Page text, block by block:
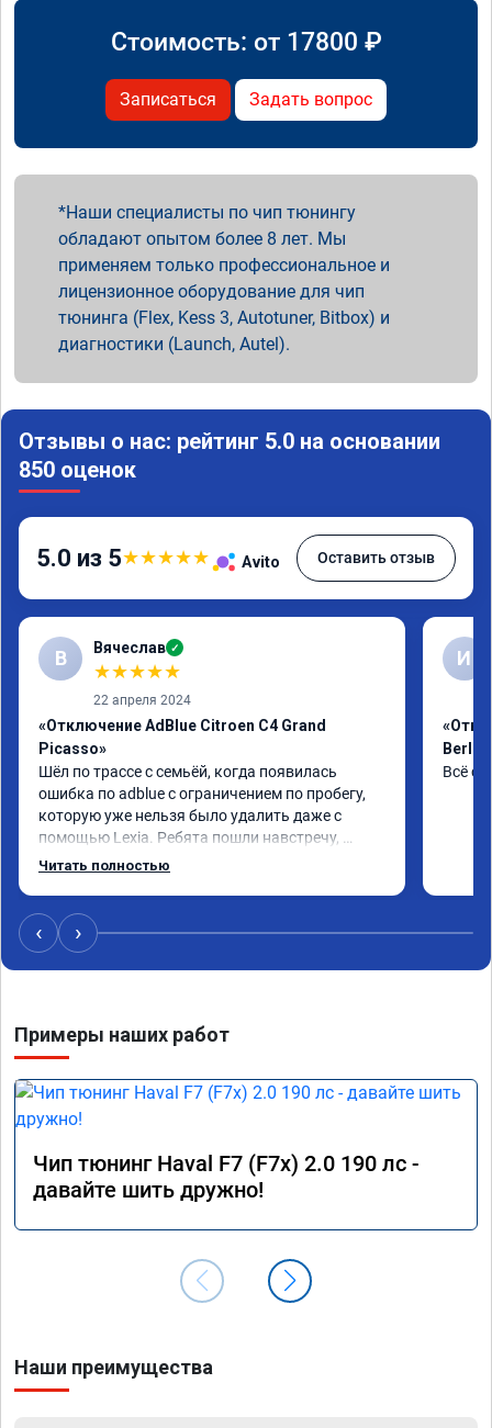
Стоимость: от 17800 ₽
Записаться Задать вопрос
Наши специалисты по чип тюнингу
обладают опытом более 8 лет. Мы
применяем только профессиональное и
лицензионное оборудование для чип
тюнинга (Flex, Kess 3, Autotuner, Bitbox) и
диагностики (Launch, Autel).
Отзывы о нас: рейтинг 5.0 на основании
850 оценок
5.0 из 5★★★★★ Avito Оставить отзыв
В Вячеслав ✓
★★★★★
22 апреля 2024
«Отключение AdBlue Citroen C4 Grand
Picasso»
Шёл по трассе с семьёй, когда появилась
ошибка по adblue с ограничением по пробегу,
которую уже нельзя было удалить даже с
помощью Lexia. Ребята пошли навстречу,
оперативно приняли и за час отшили как
Читать полностью
И
Всё
‹ ›
Примеры наших работ
Чип тюнинг Haval F7 (F7x) 2.0 190 лс -
давайте шить дружно!
Наши преимущества